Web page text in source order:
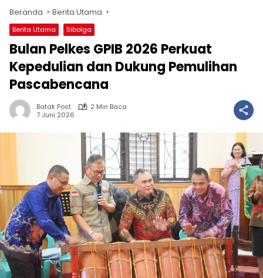
Beranda Berita Utama
Berita Utama Sibolga
Bulan Pelkes GPIB 2026 Perkuat
Kepedulian dan Dukung Pemulihan
Pascabencana
Batak Post
2 Min Baca
7 Juni 2026